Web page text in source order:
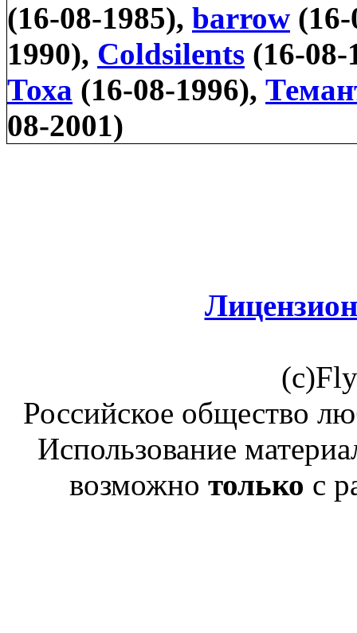
(16-08-1985), barrow
1990), Coldsilents (16-
Тоха (16-08-1996),
08-2001)
Российское общество
Использование
возможно только с